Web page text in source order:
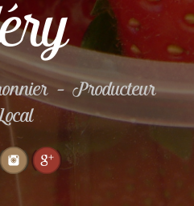
– Producteur